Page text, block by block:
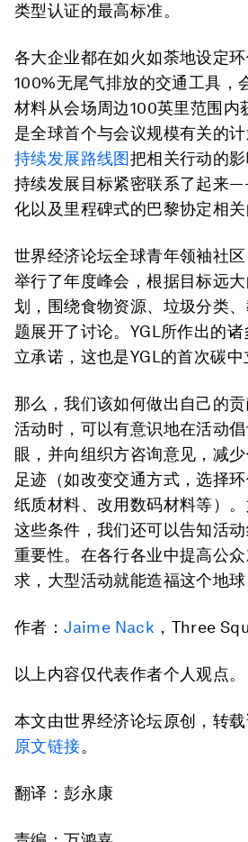
类型认证的最高标准。
各大企业都在如火如荼地设定
100%无尾气排放的交通工具，
材料从会场周边100英里范围内
是全球首个与会议规模有关的
持续发展路线图把相关行动的
持续发展目标紧密联系了起来
化以及里程碑式的巴黎协定相关
世界经济论坛全球青年领袖社
举行了年度峰会，根据目标远
划，围绕食物资源、垃圾分类
题展开了讨论。YGL所作出的
立承诺，这也是YGL的首次碳中
那么，我们该如何做出自己的
活动时，可以有意识地在活动
眼，并向组织方咨询意见，减
足迹（如改变交通方式，选择
纸质材料、改用数码材料等）
这些条件，我们还可以告知活
重要性。在各行各业中提高公
求，大型活动就能造福这个地球
作者：Jaime Nack ，Three
以上内容仅代表作者个人观点。
本文由世界经济论坛原创，转
原文链接。
翻译：彭永康